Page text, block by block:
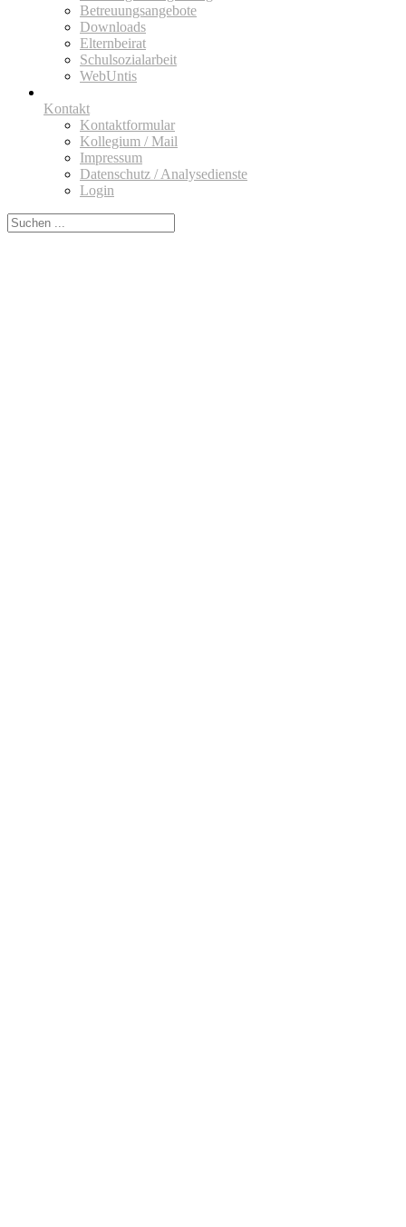
Betreuungsangebote
Downloads
Elternbeirat
Schulsozialarbeit
WebUntis
Kontakt
Kontaktformular
Kollegium / Mail
Impressum
Datenschutz / Analysedienste
Login